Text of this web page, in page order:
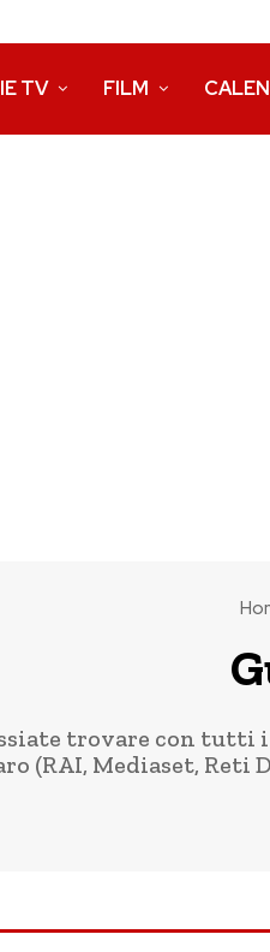
TV FILM
trovare con
Mediaset, Reti